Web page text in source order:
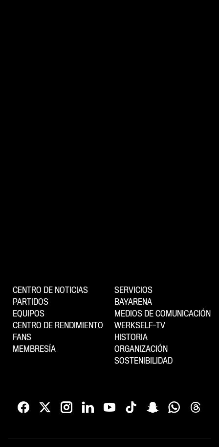
CENTRO DE NOTICIAS
PARTIDOS
EQUIPOS
CENTRO DE RENDIMIENTO
FANS
MEMBRESÍA
SERVICIOS
BAYARENA
MEDIOS DE COMUNICACIÓN
WERKSELF-TV
HISTORIA
ORGANIZACIÓN
SOSTENIBILIDAD